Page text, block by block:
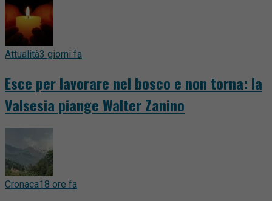
Attualità3 giorni fa
Esce per lavorare nel bosco e non torna: la
Valsesia piange Walter Zanino
Cronaca18 ore fa